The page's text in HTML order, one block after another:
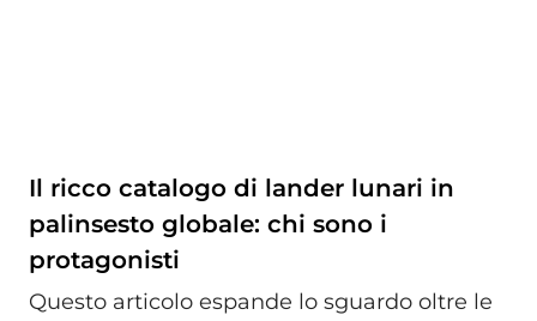
Il ricco catalogo di lander lunari in
palinsesto globale: chi sono i
protagonisti
Questo articolo espande lo sguardo oltre le